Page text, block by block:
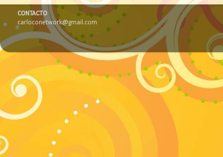
CONTACTO
carloconetwork@gmail.com